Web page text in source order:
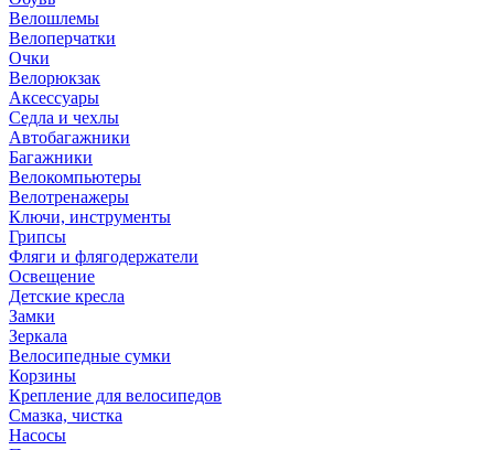
Велошлемы
Велоперчатки
Очки
Велорюкзак
Аксессуары
Седла и чехлы
Автобагажники
Багажники
Велокомпьютеры
Велотренажеры
Ключи, инструменты
Грипсы
Фляги и флягодержатели
Освещение
Детские кресла
Замки
Зеркала
Велосипедные сумки
Корзины
Крепление для велосипедов
Смазка, чистка
Насосы